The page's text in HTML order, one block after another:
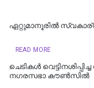
ഏറ്റുമാനൂരിൽ സ്വകാര്യ
READ MORE
ചെടികള്‍
നഗരസഭാ കൗണ്‍സില്‍